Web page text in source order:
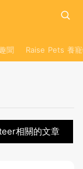
聞 Raise Pets 養
相關的文章